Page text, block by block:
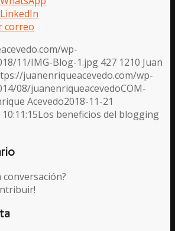
correo
wp-
11/IMG-Blog-1.jpg 427 1210 Juan
juanenriqueacevedo.com/wp-
08/juanenriqueacevedoCOM-
Acevedo2018-11-21
Los beneficios del blogging